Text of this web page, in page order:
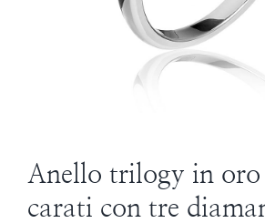
STEVE ANGELI
DIAMANTI DA
BLOG
Anello trilogy in oro
carati con tre